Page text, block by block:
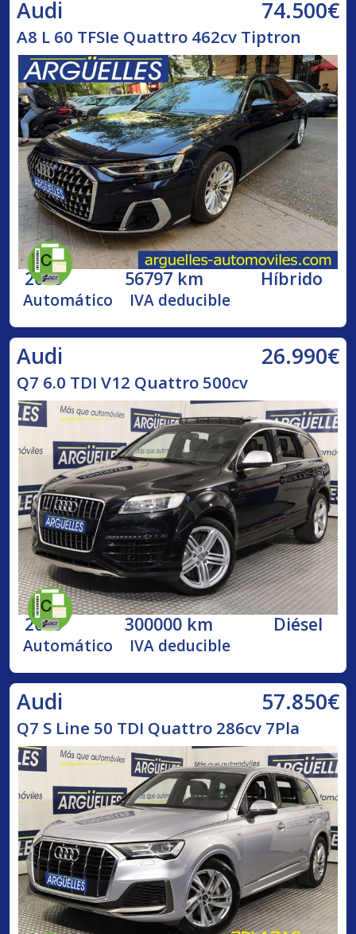
Audi 74.500€
A8 L 60 TFSIe Quattro 462cv Tiptron
2023 56797 km Híbrido
Automático IVA deducible
Audi 26.990€
Q7 6.0 TDI V12 Quattro 500cv
2009 300000 km Diésel
Automático IVA deducible
Audi 57.850€
Q7 S Line 50 TDI Quattro 286cv 7Pla